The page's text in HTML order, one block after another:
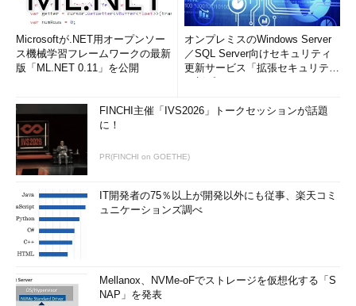
Microsoftが.NET用オープンソー
ス機械学習フレームワークの最新
版「ML.NET 0.11」を公開
オンプレミスのWindows Server
／SQL Server向けセキュリティ
更新サービス「拡張セキュリティ
FINCHI主催「IVS2026」トークセッションが話題
に！
PR(FINCHI on GOETHE)
IT開発者の75％以上が開発以外にも従事、楽天コミ
ュニケーションズ調べ
Mellanox、NVMe-oFでストレージを仮想化する「S
NAP」を発表